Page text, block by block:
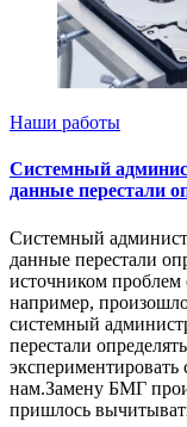
Наши работы
Системный
данные перестали
Системный
данные перестали
источником проблем
например,
системный
перестали
экспериментировать
нам.Замену БМГ
пришлось